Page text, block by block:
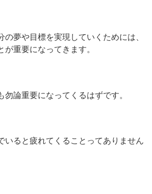
の夢や目標を実現していくためには、
が重要になってきます。
勿論重要になってくるはずです。
いると疲れてくることってありません